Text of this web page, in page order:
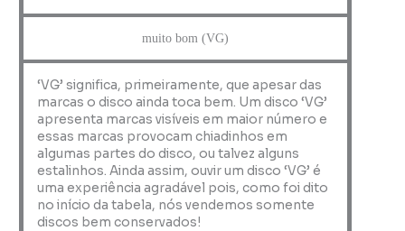
muito bom (VG)
‘VG’ significa, primeiramente, que apesar das
marcas o disco ainda toca bem. Um disco ‘VG’
apresenta marcas visíveis em maior número e
essas marcas provocam chiadinhos em
algumas partes do disco, ou talvez alguns
estalinhos. Ainda assim, ouvir um disco ‘VG’ é
uma experiência agradável pois, como foi dito
no início da tabela, nós vendemos somente
discos bem conservados!